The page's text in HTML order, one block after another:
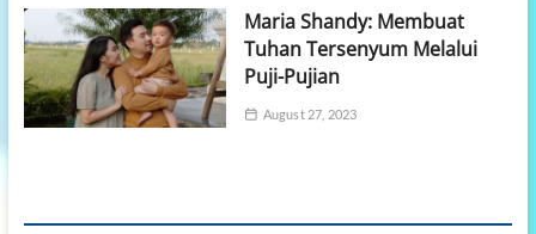
Maria Shandy: Membuat
Tuhan Tersenyum Melalui
Puji-Pujian
August 27, 2023